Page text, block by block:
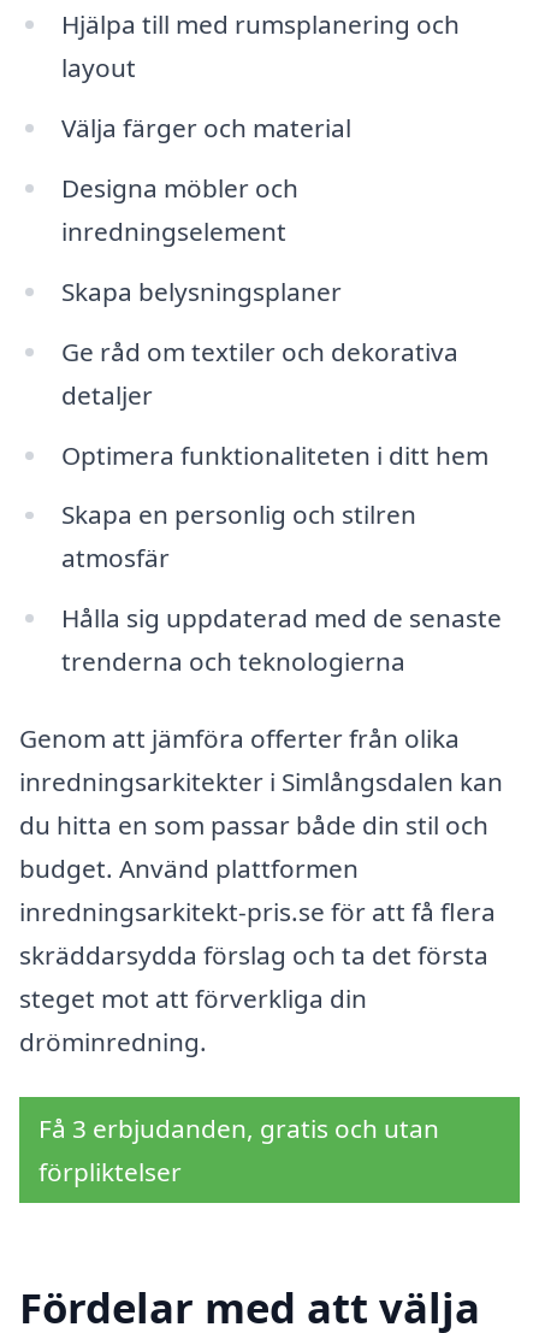
Hjälpa till med rumsplanering och
layout
Välja färger och material
Designa möbler och
inredningselement
Skapa belysningsplaner
Ge råd om textiler och dekorativa
detaljer
Optimera funktionaliteten i ditt hem
Skapa en personlig och stilren
atmosfär
Hålla sig uppdaterad med de senaste
trenderna och teknologierna
Genom att jämföra offerter från olika
inredningsarkitekter i Simlångsdalen kan
du hitta en som passar både din stil och
budget. Använd plattformen
inredningsarkitekt-pris.se för att få flera
skräddarsydda förslag och ta det första
steget mot att förverkliga din
dröminredning.
Få 3 erbjudanden, gratis och utan
förpliktelser
Fördelar med att välja